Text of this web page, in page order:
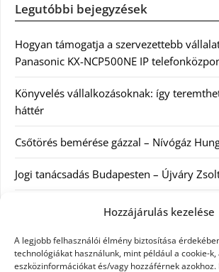
Hozzájárulás kezelése
A legjobb felhasználói élmény biztosítása
technológiákat használunk, mint például a cookie-
eszközinformációkat és/vagy hozzáférnek azokhoz.
Legutóbbi bejegyzések
Hogyan támogatja a szervezettebb
Panasonic KX-NCP500NE IP
Könyvelés vállalkozásoknak: így
háttér
Csőtörés bemérése gázzal – Nívógáz
Jogi tanácsadás Budapesten – Újváry
Arckrémek – mit érdemes tudni az
Kategóriák